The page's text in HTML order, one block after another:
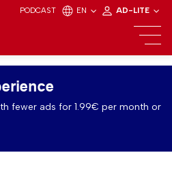
PODCAST EN AD-LITE
fewer ads for 1.99€ per month or